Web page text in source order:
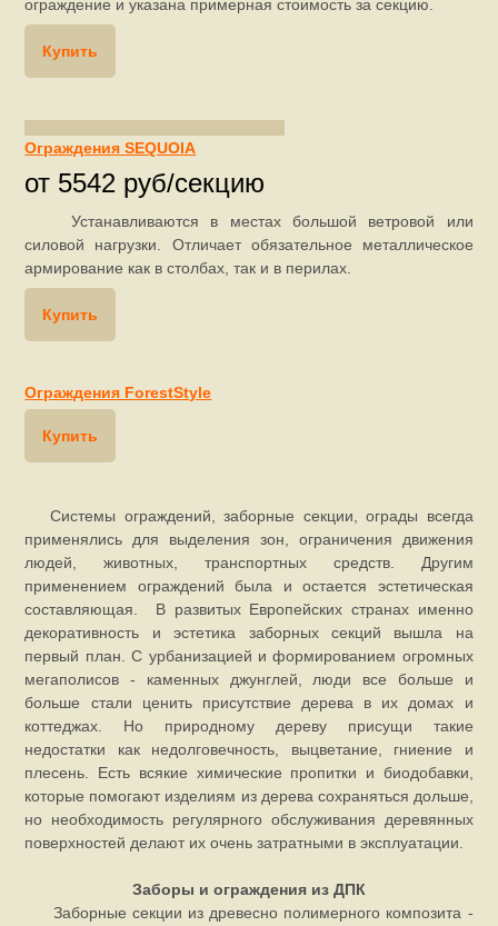
ограждение и указана примерная стоимость за секцию.
Купить
Ограждения SEQUOIA
от 5542 руб/секцию
Устанавливаются в местах большой ветровой или
силовой нагрузки. Отличает обязательное металлическое
армирование как в столбах, так и в перилах.
Купить
Ограждения ForestStyle
Купить
Системы ограждений, заборные секции, ограды всегда
применялись для выделения зон, ограничения движения
людей, животных, транспортных средств. Другим
применением ограждений была и остается эстетическая
составляющая. В развитых Европейских странах именно
декоративность и эстетика заборных секций вышла на
первый план. С урбанизацией и формированием огромных
мегаполисов - каменных джунглей, люди все больше и
больше стали ценить присутствие дерева в их домах и
коттеджах. Но природному дереву присущи такие
недостатки как недолговечность, выцветание, гниение и
плесень. Есть всякие химические пропитки и биодобавки,
которые помогают изделиям из дерева сохраняться дольше,
но необходимость регулярного обслуживания деревянных
поверхностей делают их очень затратными в эксплуатации.
Заборы и ограждения из ДПК
Заборные секции из древесно полимерного композита -